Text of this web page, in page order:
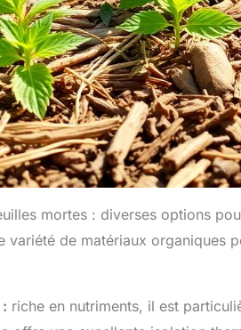
mortes : diverses options
variété de matériaux organiques
riche en nutriments, il est